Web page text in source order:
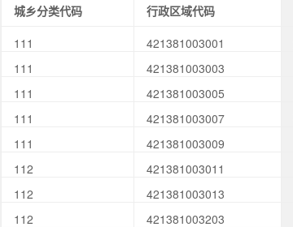
城乡分类代码 行政区域代码
111 421381003001
111 421381003003
111 421381003005
111 421381003007
111 421381003009
112 421381003011
112 421381003013
112 421381003203